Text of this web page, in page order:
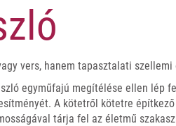
vers, hanem tapasztalati szellemi
egyműfajú megítélése ellen lép
A kötetről kötetre
tárja fel az életmű